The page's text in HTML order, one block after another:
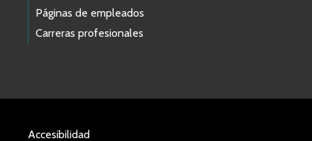
Páginas de empleados
Carreras profesionales
Accesibilidad